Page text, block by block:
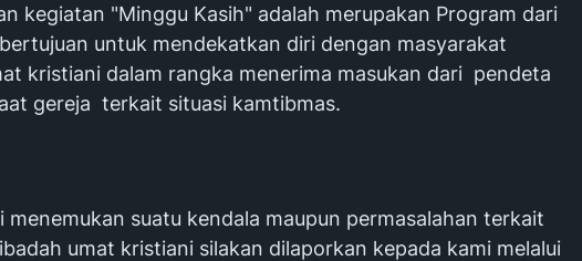
kegiatan "Minggu Kasih" adalah merupakan Program dari
untuk mendekatkan diri dengan masyarakat
kristiani dalam rangka menerima masukan dari pendeta
gereja terkait situasi kamtibmas.
menemukan suatu kendala maupun permasalahan terkait
umat kristiani silakan dilaporkan kepada kami melalui